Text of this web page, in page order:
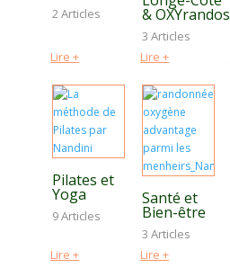
2 Articles
Lire +
& OXYrandos
3 Articles
Lire +
Pilates et
Yoga
9 Articles
Lire +
Santé et
Bien-être
3 Articles
Lire +